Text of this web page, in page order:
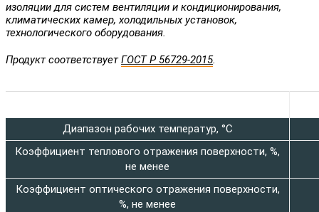
изоляции для систем вентиляции и кондиционирования,
климатических камер, холодильных установок,
технологического оборудования.
Продукт соответствуетГОСТ Р 56729-2015.
Диапазон рабочих температур, °C
Коэффициент теплового отражения поверхности, %,
не менее
Коэффициент оптического отражения поверхности,
%, не менее